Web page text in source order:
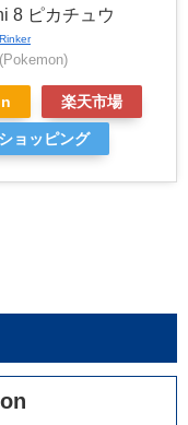
8 ピカチュウ
Rinker
楽天市場
ョッピング